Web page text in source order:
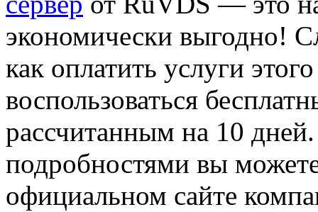
экономически выгодно!
как оплатить услуги
воспользоваться
рассчитанным на 10
подробностями вы
официальном сайте